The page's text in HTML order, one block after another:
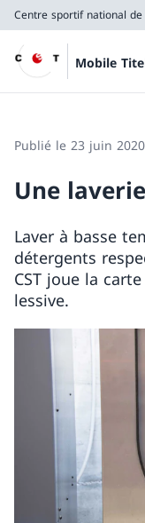
Centre sportif national
Mobile
Publié le 23 juin 2020
Une
Laver à basse
détergents
CST joue la
lessive.